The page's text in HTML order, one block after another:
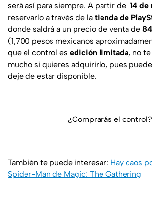
será así para siempre. A partir del 14 de
reservarlo a través de la tienda de
donde saldrá a un precio de venta de
(1,700 pesos mexicanos
que el control es edición limitada, no
mucho si quieres adquirirlo, pues
deje de estar disponible.
¿Comprarás el control?
También te puede interesar: Hay caos
Spider-Man de Magic: The Gathering